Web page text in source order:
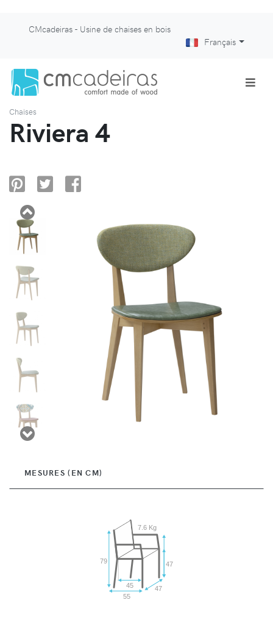
CMcadeiras - Usine de chaises en bois
Français
Chaises
Riviera 4
MESURES (EN CM)
79
45
55
47
47
7.6 Kg